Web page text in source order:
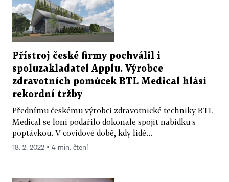
Přístroj české firmy pochválil i
spoluzakladatel Applu. Výrobce
zdravotních pomůcek BTL Medical hlásí
rekordní tržby
Přednímu českému výrobci zdravotnické techniky BTL
Medical se loni podařilo dokonale spojit nabídku s
poptávkou. V covidové době, kdy lidé...
18. 2. 2022 ▪ 4 min. čtení